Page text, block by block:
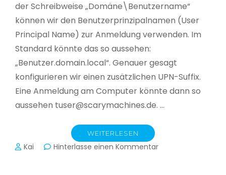
der Schreibweise „Domäne\Benutzername“
können wir den Benutzerprinzipalnamen (User
Principal Name) zur Anmeldung verwenden. Im
Standard könnte das so aussehen:
„Benutzer.domain.local“. Genauer gesagt
konfigurieren wir einen zusätzlichen UPN-Suffix.
Eine Anmeldung am Computer könnte dann so
aussehen tuser@scarymachines.de. …
WEITERLESEN
Kai Hinterlasse einen Kommentarzu